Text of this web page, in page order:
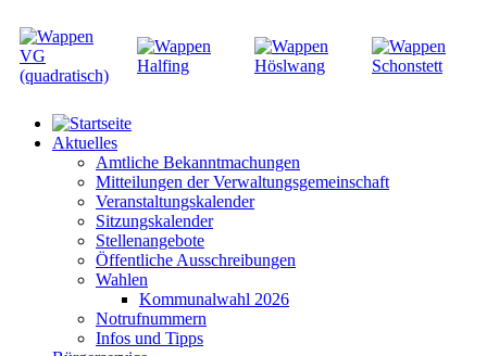
Aktuelles
Amtliche Bekanntmachungen
Mitteilungen der Verwaltungsgemeinschaft
Veranstaltungskalender
Sitzungskalender
Stellenangebote
Öffentliche Ausschreibungen
Wahlen
Kommunalwahl 2026
Notrufnummern
Infos und Tipps